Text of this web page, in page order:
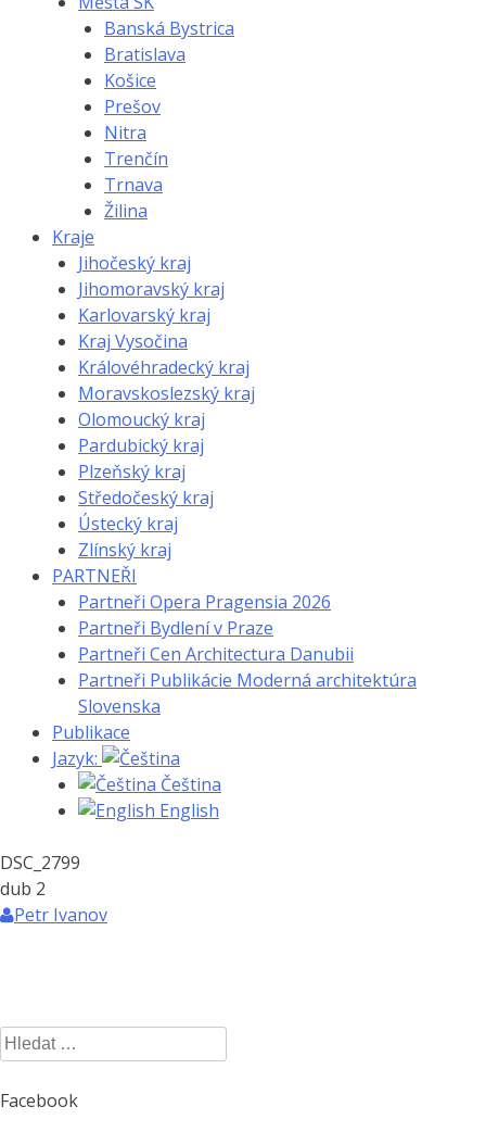
Banská Bystrica
Bratislava
Košice
Prešov
Nitra
Trenčín
Trnava
Žilina
Kraje
Jihočeský kraj
Jihomoravský kraj
Karlovarský kraj
Kraj Vysočina
Královéhradecký kraj
Moravskoslezský kraj
Olomoucký kraj
Pardubický kraj
Plzeňský kraj
Středočeský kraj
Ústecký kraj
Zlínský kraj
PARTNEŘI
Partneři Opera Pragensia 2026
Partneři Bydlení v Praze
Partneři Cen Architectura Danubii
Partneři Publikácie Moderná architektúra
Slovenska
Publikace
Jazyk:
Čeština
English
DSC_2799
dub 2
Petr Ivanov
Vyhledávání
Facebook